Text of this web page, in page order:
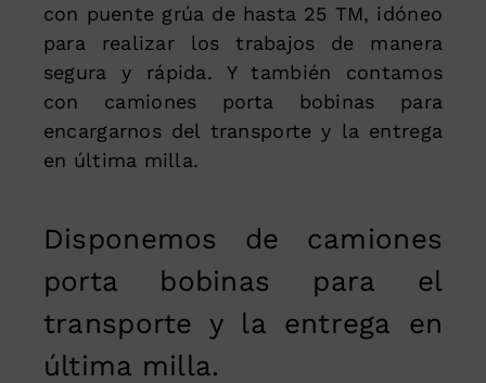
con puente grúa de hasta 25 TM, idóneo
para realizar los trabajos de manera
segura y rápida. Y también contamos
con camiones porta bobinas para
encargarnos del transporte y la entrega
en última milla.
Disponemos de camiones
porta bobinas para el
transporte y la entrega en
última milla.